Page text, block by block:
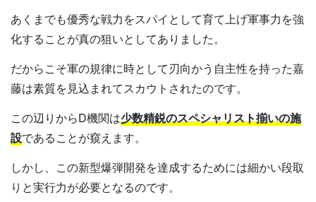
あくまでも優秀な戦力をスパイとして育て上げ軍事力を強
化することが真の狙いとしてありました。
だからこそ軍の規律に時として刃向かう自主性を持った嘉
藤は素質を見込まれてスカウトされたのです。
この辺りからD機関は少数精鋭のスペシャリスト揃いの施
設であることが窺えます。
しかし、この新型爆弾開発を達成するためには細かい段取
りと実行力が必要となるのです。